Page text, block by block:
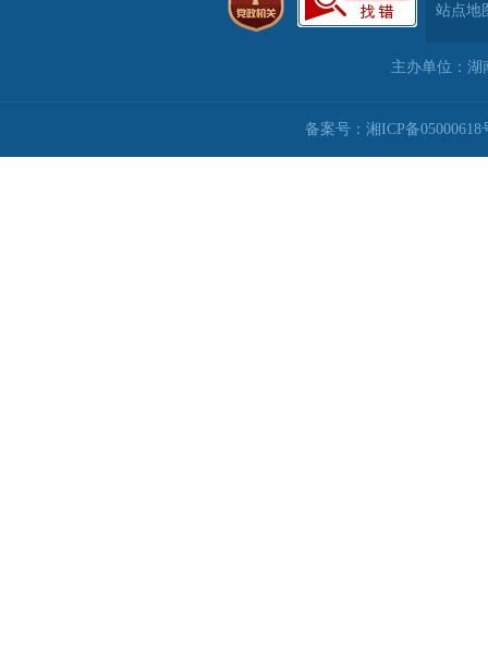
站点地
主办单位：湖
备案号：湘ICP备05000618